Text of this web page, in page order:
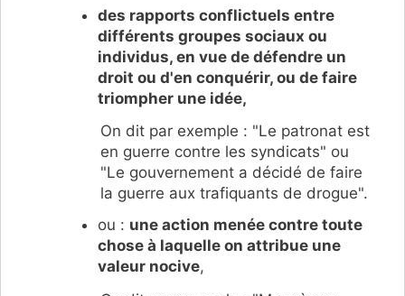
des rapports conflictuels entre
différents groupes sociaux ou
individus, en vue de défendre un
droit ou d'en conquérir, ou de faire
triompher une idée,
On dit par exemple : "Le patronat est
en guerre contre les syndicats" ou
"Le gouvernement a décidé de faire
la guerre aux trafiquants de drogue".
ou : une action menée contre toute
chose à laquelle on attribue une
valeur nocive,